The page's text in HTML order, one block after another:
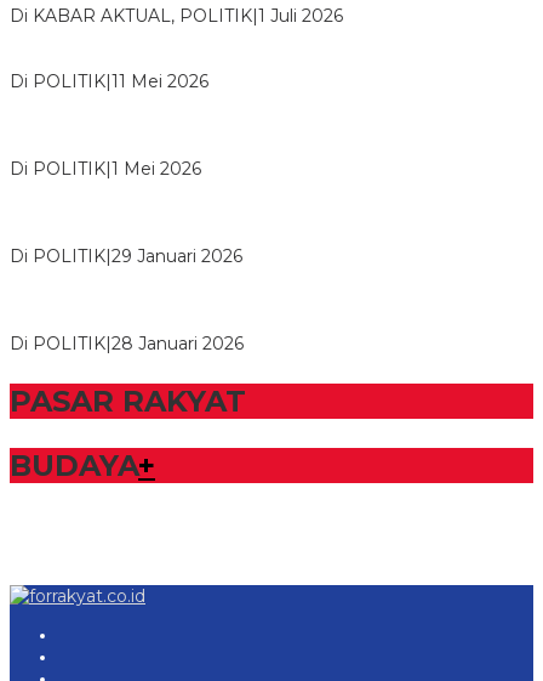
Di KABAR AKTUAL, POLITIK 1 Juli 2026
Di POLITIK 11 Mei 2026
Di POLITIK 1 Mei 2026
Di POLITIK 29 Januari 2026
Di POLITIK 28 Januari 2026
PASAR RAKYAT
BUDAYA+